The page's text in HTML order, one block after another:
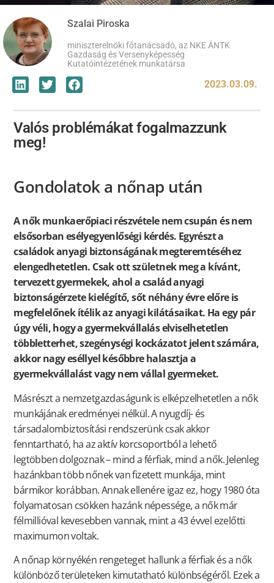
Szalai Piroska
miniszterelnöki főtanácsadó, az NKE ÁNTK
Gazdaság és Versenyképesség
Kutatóintézetének munkatársa
2023.03.09.
Valós problémákat fogalmazzunk
meg!
Gondolatok a nőnap után
A nők munkaerőpiaci részvétele nem csupán és nem
elsősorban esélyegyenlőségi kérdés. Egyrészt a
családok anyagi biztonságának megteremtéséhez
elengedhetetlen. Csak ott születnek meg a kívánt,
tervezett gyermekek, ahol a család anyagi
biztonságérzete kielégítő, sőt néhány évre előre is
megfelelőnek ítélik az anyagi kilátásaikat. Ha egy pár
úgy véli, hogy a gyermekvállalás elviselhetetlen
többletterhet, szegénységi kockázatot jelent számára,
akkor nagy eséllyel későbbre halasztja a
gyermekvállalást vagy nem vállal gyermeket.
Másrészt a nemzetgazdaságunk is elképzelhetetlen a nők
munkájának eredményei nélkül. A nyugdíj- és
társadalombiztosítási rendszerünk csak akkor
fenntartható, ha az aktív korcsoportból a lehető
legtöbben dolgoznak – mind a férfiak, mind a nők. Jelenleg
hazánkban több nőnek van fizetett munkája, mint
bármikor korábban. Annak ellenére igaz ez, hogy 1980 óta
folyamatosan csökken hazánk népessége, a nők már
félmillióval kevesebben vannak, mint a 43 évvel ezelőtti
maximumon voltak.
A nőnap környékén rengeteget hallunk a férfiak és a nők
különböző területeken kimutatható különbségéről. Ezek a